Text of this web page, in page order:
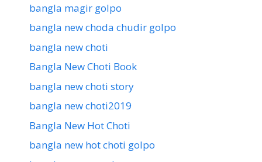
bangla magir golpo
bangla new choda chudir golpo
bangla new choti
Bangla New Choti Book
bangla new choti story
bangla new choti2019
Bangla New Hot Choti
bangla new hot choti golpo